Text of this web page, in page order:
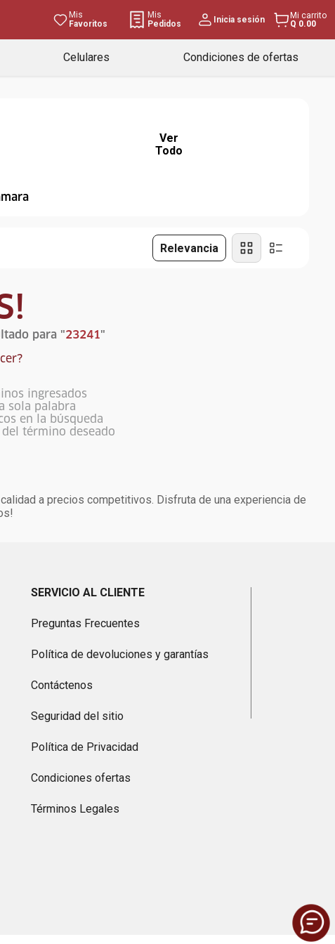
Mis
Favoritos
Mis
Pedidos
Inicia sesión
Mi carrito
Q 0.00
Celulares Condiciones de ofertas
Ver
Todo
Relevancia
para "23241"
ingresados
sola palabra
en la búsqueda
término deseado
a precios competitivos. Disfruta de una experiencia de
SERVICIO AL CLIENTE
Preguntas Frecuentes
Política de devoluciones y garantías
Contáctenos
Seguridad del sitio
Política de Privacidad
Condiciones ofertas
Términos Legales